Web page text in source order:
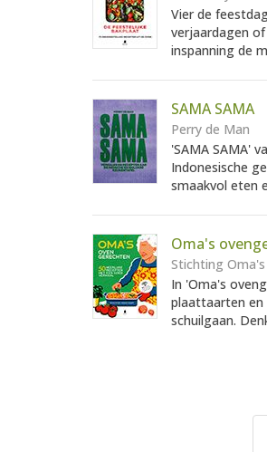
Vier de
verjaardagen
inspanning de
SAMA SAMA
Perry de Man
'SAMA SAMA'
Indonesische
smaakvol eten
Oma's
Stichting Oma's
In 'Oma's
plaattaarten en
schuilgaan.